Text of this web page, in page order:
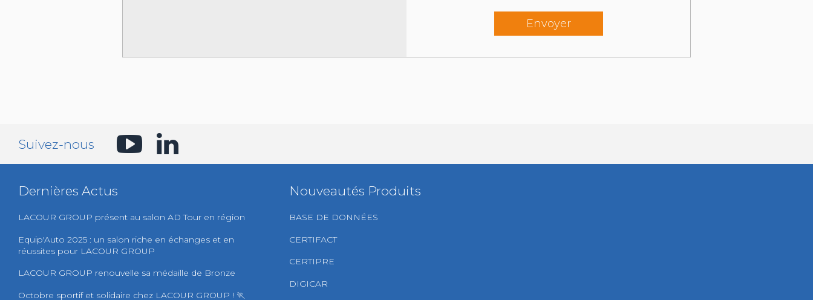
Suivez-nous
Dernières Actus
LACOUR GROUP présent au salon AD Tour en région
Equip'Auto 2025 : un salon riche en échanges et en
réussites pour LACOUR GROUP
LACOUR GROUP renouvelle sa médaille de Bronze
Octobre sportif et solidaire chez LACOUR GROUP ! 🏃
Nouveautés Produits
BASE DE DONNÉES
CERTIFACT
CERTIPRE
DIGICAR